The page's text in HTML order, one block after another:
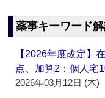
薬事キーワード
【2026年度改定】
点、加算2：個人宅
2026年03月12日 (木)